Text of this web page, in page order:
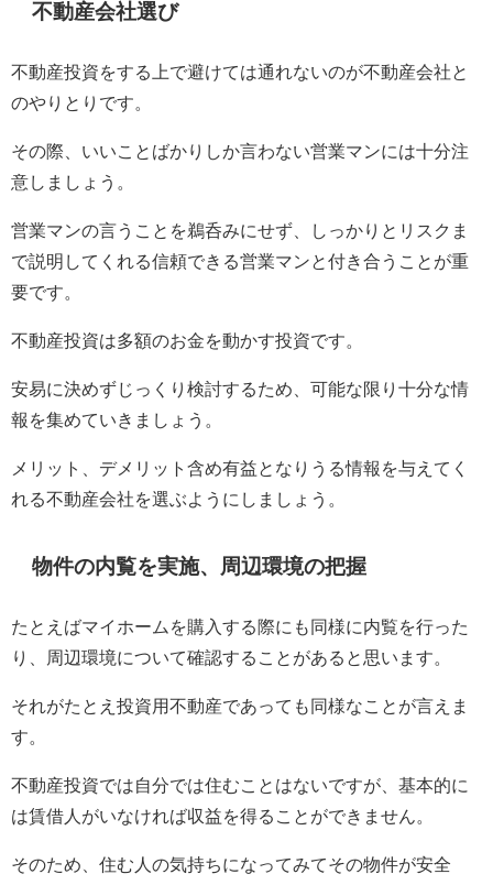
不動産会社選び
不動産投資をする上で避けては通れないのが不動産会社と
のやりとりです。
その際、いいことばかりしか言わない営業マンには十分注
意しましょう。
営業マンの言うことを鵜呑みにせず、しっかりとリスクま
で説明してくれる信頼できる営業マンと付き合うことが重
要です。
不動産投資は多額のお金を動かす投資です。
安易に決めずじっくり検討するため、可能な限り十分な情
報を集めていきましょう。
メリット、デメリット含め有益となりうる情報を与えてく
れる不動産会社を選ぶようにしましょう。
物件の内覧を実施、周辺環境の把握
たとえばマイホームを購入する際にも同様に内覧を行った
り、周辺環境について確認することがあると思います。
それがたとえ投資用不動産であっても同様なことが言えま
す。
不動産投資では自分では住むことはないですが、基本的に
は賃借人がいなければ収益を得ることができません。
そのため、住む人の気持ちになってみてその物件が安全